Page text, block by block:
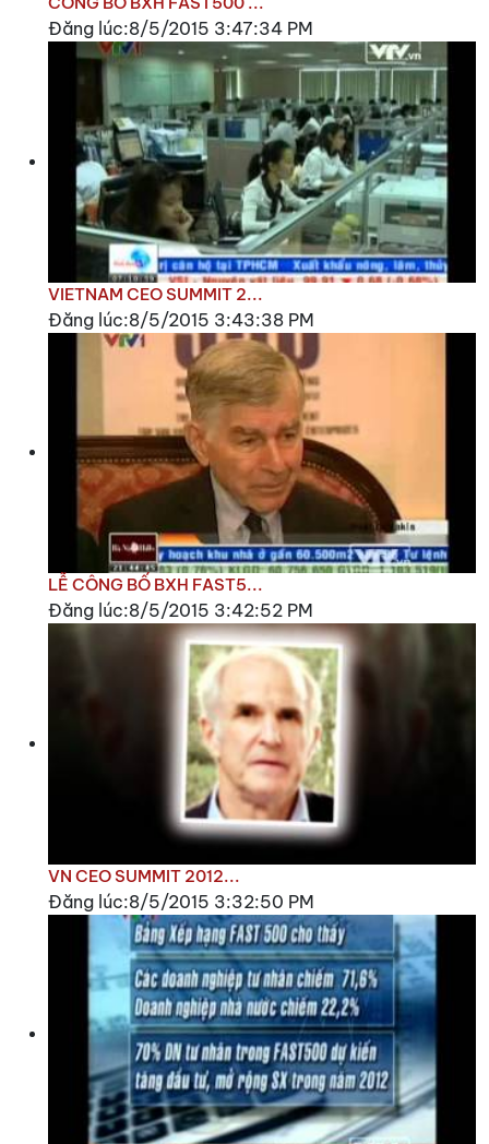
Đăng lúc:8/5/2015 3:47:34 PM
VIETNAM CEO SUMMIT 2...
Đăng lúc:8/5/2015 3:43:38 PM
LỄ CÔNG BỐ BXH FAST5...
Đăng lúc:8/5/2015 3:42:52 PM
VN CEO SUMMIT 2012...
Đăng lúc:8/5/2015 3:32:50 PM